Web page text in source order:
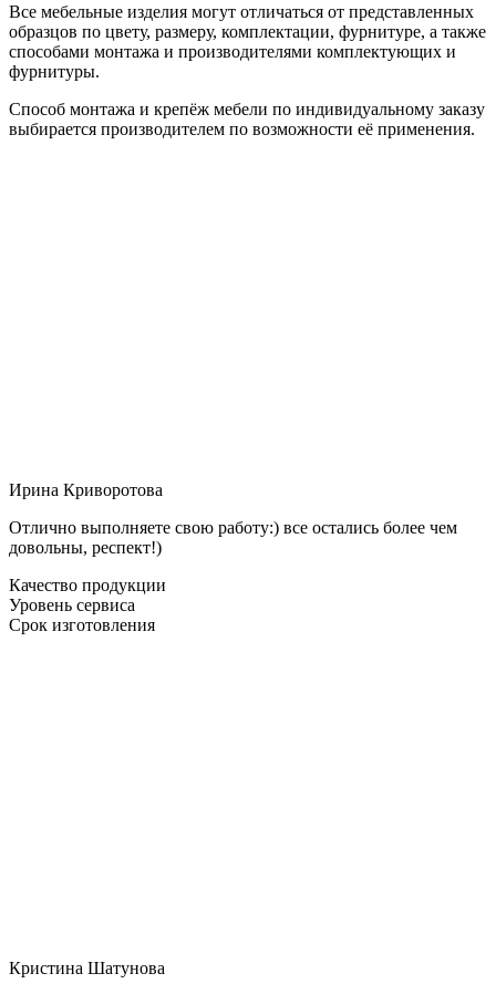
Все мебельные изделия могут отличаться от представленных
образцов по цвету, размеру, комплектации, фурнитуре, а также
способами монтажа и производителями комплектующих и
фурнитуры.
Способ монтажа и крепёж мебели по индивидуальному заказу
выбирается производителем по возможности её применения.
Ирина Криворотова
Отлично выполняете свою работу:) все остались более чем
довольны, респект!)
Качество продукции
Уровень сервиса
Срок изготовления
Кристина Шатунова